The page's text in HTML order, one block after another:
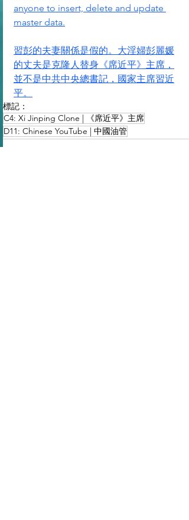
anyone to insert, delete and update
master data.
習彭的夫妻關係是假的。大淫婦彭麗媛
的丈夫是克隆人替身《席近平》主席，
並不是中共中央總書記，國家主席習近
平。
標記：
C4: Xi Jinping Clone | 《席近平》主席
D11: Chinese YouTube | 中國油管